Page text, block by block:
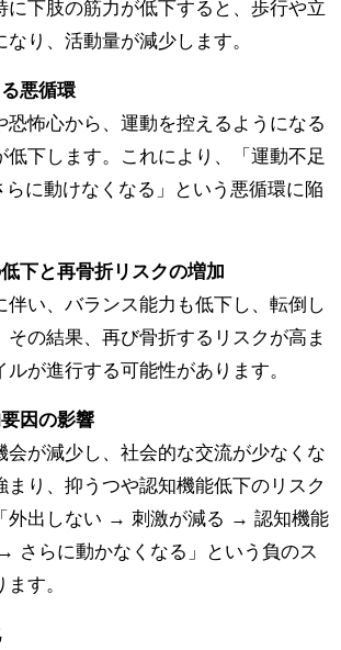
に下肢の筋力が低下すると、歩行や立
り、活動量が減少します。
悪循環
恐怖心から、運動を控えるようになる
低下します。これにより、「運動不足
に動けなくなる」という悪循環に陥
下と再骨折リスクの増加
伴い、バランス能力も低下し、転倒し
その結果、再び骨折するリスクが高ま
ルが進行する可能性があります。
因の影響
会が減少し、社会的な交流が少なくな
まり、抑うつや認知機能低下のリスク
外出しない → 刺激が減る → 認知機能
さらに動かなくなる」という負のス
す。